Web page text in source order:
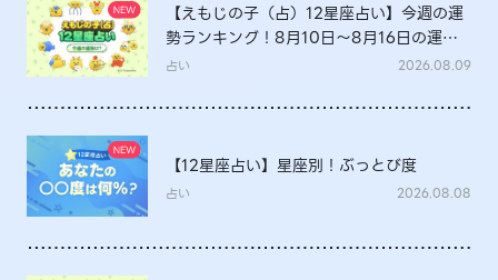
【えもじの子（占）12星座占い】今週の運
勢ランキング！8月10日～8月16日の運勢
は？
占い 2026.08.09
【12星座占い】星座別！ぶっとび度
占い 2026.08.08